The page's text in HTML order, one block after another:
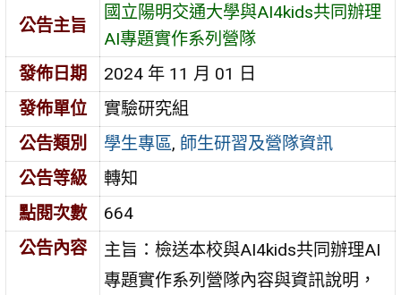
公告主旨
國立陽明交通大學與AI4kids共同辦理
AI專題實作系列營隊
發佈日期
2024 年 11 月 01 日
發佈單位
實驗研究組
公告類別
學生專區, 師生研習及營隊資訊
公告等級
轉知
點閱次數
664
公告內容
主旨：檢送本校與AI4kids共同辦理AI
專題實作系列營隊內容與資訊說明，